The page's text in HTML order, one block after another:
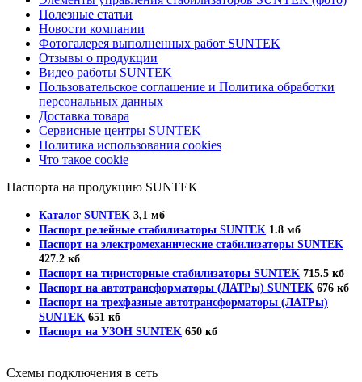
Полезные статьи
Новости компании
Фотогалерея выполненных работ SUNTEK
Отзывы о продукции
Видео работы SUNTEK
Пользовательское соглашение и Политика обработки
персональных данных
Доставка товара
Сервисные центры SUNTEK
Политика использования cookies
Что такое cookie
Паспорта на продукцию SUNTEK
Каталог SUNTEK 3,1 мб
Паспорт релейные стабилизаторы SUNTEK 1.8 мб
Паспорт на электромеханические стабилизаторы SUNTEK
427.2 кб
Паспорт на тиристорные стабилизаторы SUNTEK 715.5 кб
Паспорт на автотрансформаторы (ЛАТРы) SUNTEK 676 кб
Паспорт на трехфазные автотрансформаторы (ЛАТРы)
SUNTEK 651 кб
Паспорт на УЗОН SUNTEK 650 кб
Схемы подключения в сеть